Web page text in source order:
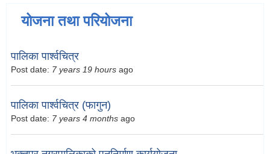
योजना तथा परियोजना
पालिका पार्श्वचित्र
Post date: 7 years 19 hours ago
पालिका पार्श्वचित्र (फागुन)
Post date: 7 years 4 months ago